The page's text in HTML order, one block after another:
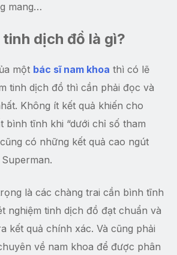
mang…
dịch đồ là gì?
một bác sĩ nam khoa thì có lẽ
tinh dịch đồ thì cần phải đọc và
Không ít kết quả khiến cho
bình tĩnh khi “dưới chỉ số tham
có những kết quả cao ngút
là các chàng trai cần bình tĩnh
nghiệm tinh dịch đồ đạt chuẩn và
kết quả chính xác. Và cũng phải
về nam khoa để được phân